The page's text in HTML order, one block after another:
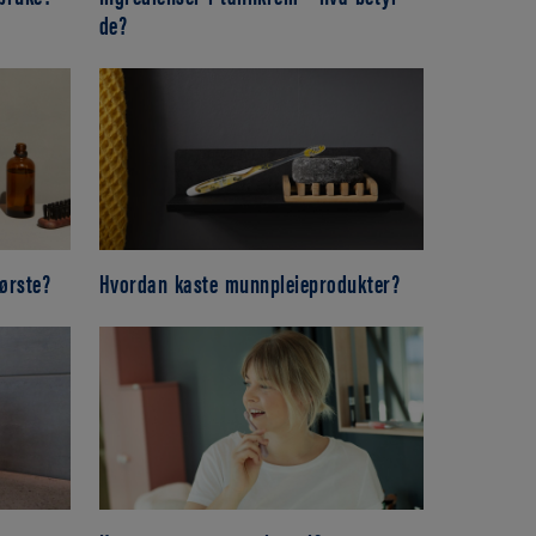
de?
Hvordan kaste munnpleieprodukter?